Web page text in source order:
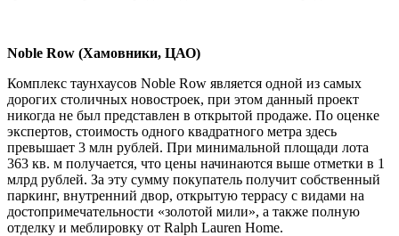
Noble Row (Хамовники, ЦАО)
Комплекс таунхаусов Noble Row является одной из самых
дорогих столичных новостроек, при этом данный проект
никогда не был представлен в открытой продаже. По оценке
экспертов, стоимость одного квадратного метра здесь
превышает 3 млн рублей. При минимальной площади лота
363 кв. м получается, что цены начинаются выше отметки в 1
млрд рублей. За эту сумму покупатель получит собственный
паркинг, внутренний двор, открытую террасу с видами на
достопримечательности «золотой мили», а также полную
отделку и меблировку от Ralph Lauren Home.